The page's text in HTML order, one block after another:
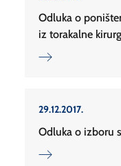
Odluka o
iz torakalne
29.12.2017.
Odluka o izboru